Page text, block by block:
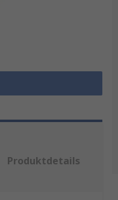
Produktdetails